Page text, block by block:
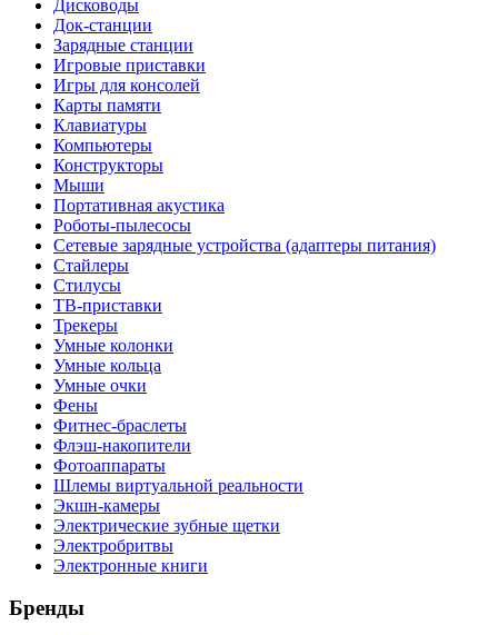
Дисководы
Док-станции
Зарядные станции
Игровые приставки
Игры для консолей
Карты памяти
Клавиатуры
Компьютеры
Конструкторы
Мыши
Портативная акустика
Роботы-пылесосы
Сетевые зарядные устройства (адаптеры питания)
Стайлеры
Стилусы
ТВ-приставки
Трекеры
Умные колонки
Умные кольца
Умные очки
Фены
Фитнес-браслеты
Флэш-накопители
Фотоаппараты
Шлемы виртуальной реальности
Экшн-камеры
Электрические зубные щетки
Электробритвы
Электронные книги
Бренды